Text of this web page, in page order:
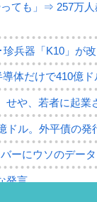
ても」⇒ 257万
兵器「K10」が改
体だけで410億
や、若者に起業
ドル。外平債の発
ーにウソのデータ
発言。